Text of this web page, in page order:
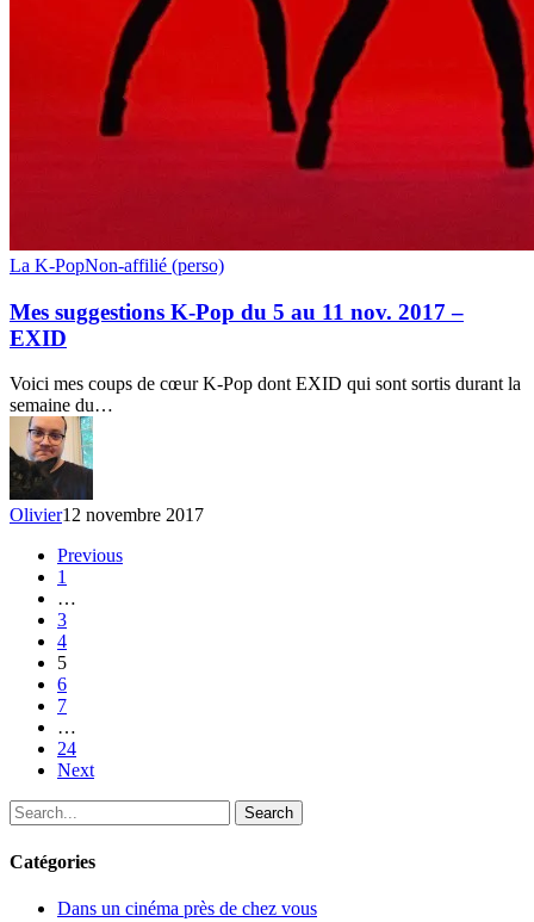
Mes
K-
Pop
du
au
11
nov.
2017
–
EXID
La K-PopNon-affilié (perso)
Mes suggestions K-Pop du 5 au 11 nov. 2017 –
EXID
Voici mes coups de cœur K-Pop dont EXID qui sont sortis durant la
semaine du…
Olivier12 novembre 2017
Previous
1
…
3
4
5
6
7
…
24
Next
Search
Catégories
Dans un cinéma près de chez vous